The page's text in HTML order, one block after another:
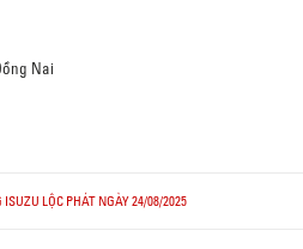
Nai
LỘC PHÁT NGÀY 24/08/2025